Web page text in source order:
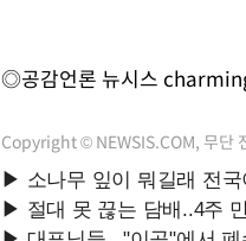
◎공감언론 뉴시스
Copyright © NEWSIS.COM, 무단